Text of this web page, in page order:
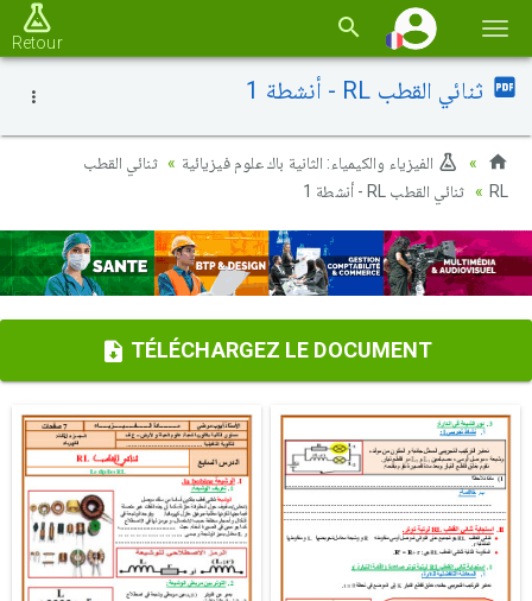
la
Retour
ثنائي القطب RL - أنشطة 1
الفيزياء والكيمياء: الثانية باك علوم فيزيائية
ثنائي القطب
RL
ثنائي القطب RL - أنشطة 1
TÉLÉCHARGEZ LE DOCUMENT